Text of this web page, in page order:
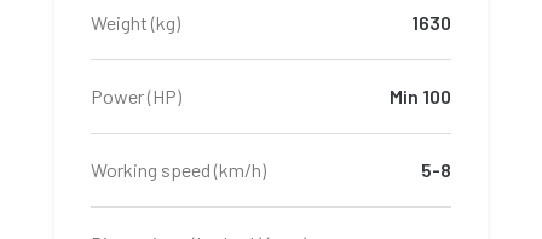
Weight (kg) 1630
Power (HP) Min 100
Working speed (km/h) 5-8